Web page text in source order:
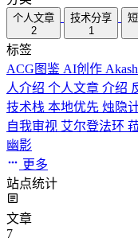
个人文章
2
技术分享
1
标签
ACG图鉴 AI创作
人介绍 个人文章 介绍
技术栈 本地优先 烛隐
自我审视 艾尔登法环
幽影
更多
站点统计
文章
7